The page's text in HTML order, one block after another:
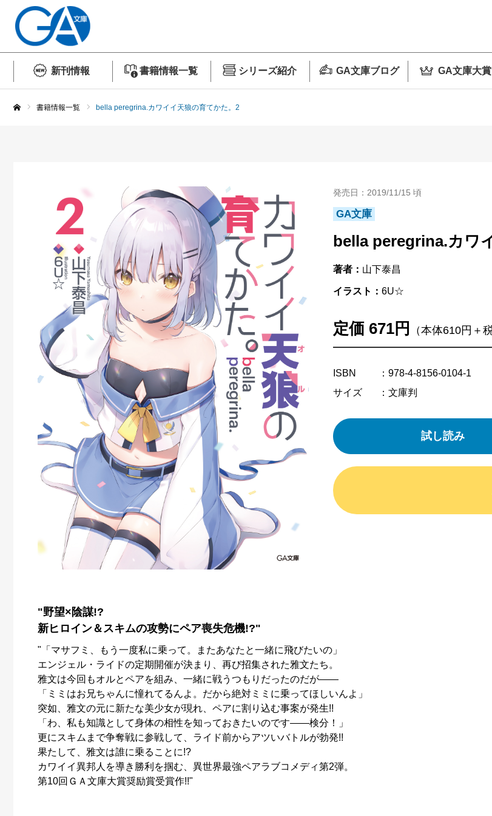
新刊情報 書籍情報一覧 シリーズ紹介 GA文庫ブログ GA文庫大賞
書籍情報一覧 bella peregrina.カワイイ天狼の育てかた。2
発売日：2019/11/15 頃
GA文庫
bella peregrina.カワ
著者： 山下泰昌
イラスト： 6U☆
定価 671円 （本体610円＋
ISBN
：978-4-8156-0104-1
サイズ
：文庫判
試し読み
"野望×陰謀!?
新ヒロイン＆スキムの攻勢にペア喪失危機!?"
"「マサフミ、もう一度私に乗って。またあなたと一緒に飛びたいの」
エンジェル・ライドの定期開催が決まり、再び招集された雅文たち。
雅文は今回もオルとペアを組み、一緒に戦うつもりだったのだが――
「ミミはお兄ちゃんに憧れてるんよ。だから絶対ミミに乗ってほしいんよ」
突如、雅文の元に新たな美少女が現れ、ペアに割り込む事案が発生!!
「わ、私も知識として身体の相性を知っておきたいのです――検分！」
更にスキムまで争奪戦に参戦して、ライド前からアツいバトルが勃発!!
果たして、雅文は誰に乗ることに!?
カワイイ異邦人を導き勝利を掴む、異世界最強ペアラブコメディ第2弾。
第10回ＧＡ文庫大賞奨励賞受賞作!!"